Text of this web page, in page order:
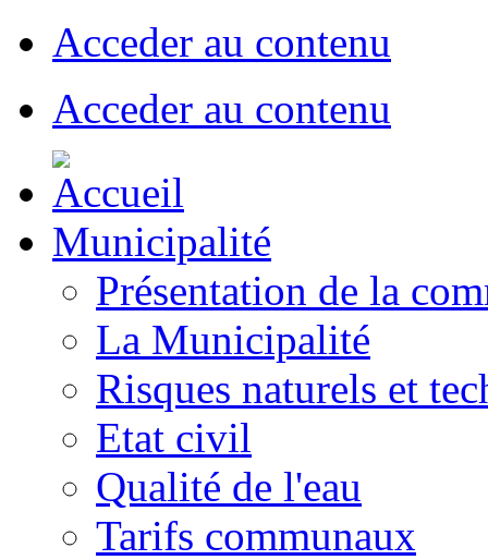
Acceder au contenu
Acceder au contenu
Municipalité
Présentation de la
La Municipalité
Risques naturels et
Etat civil
Qualité de l'eau
Tarifs communaux